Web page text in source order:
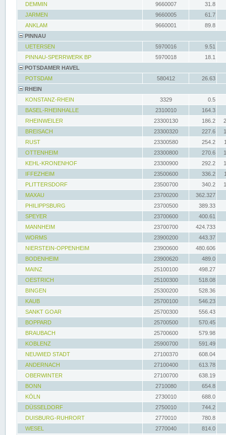
DEMMIN
9660007
31.8
JARMEN
9660005
61.7
ANKLAM
9660001
89.8
PINNAU
UETERSEN
5970016
9.51
PINNAU-SPERRWERK BP
5970018
18.1
POTSDAMER HAVEL
POTSDAM
580412
26.63
RHEIN
KONSTANZ-RHEIN
3329
0.5
BASEL-RHEINHALLE
2310010
164.3
RHEINWEILER
23300130 186.2
BREISACH
23300320 227.6
RUST
23300580 254.2
OTTENHEIM
23300800 270.6
KEHL-KRONENHOF
23300900 292.2
IFFEZHEIM
23500600 336.2
PLITTERSDORF
23500700 340.2
MAXAU
23700200
362.327
PHILIPPSBURG
23700500
389.33
SPEYER
23700600
400.61
MANNHEIM
23700700
424.733
WORMS
23900200
443.37
NIERSTEIN-OPPENHEIM
23900600
480.606
BODENHEIM
23900620
489.0
MAINZ
25100100
498.27
OESTRICH
25100300
518.08
BINGEN
25300200
528.36
KAUB
25700100
546.23
SANKT GOAR
25700300
556.43
BOPPARD
25700500
570.45
BRAUBACH
25700600
579.98
KOBLENZ
25900700
591.49
NEUWIED STADT
27100370
608.04
ANDERNACH
27100400
613.78
OBERWINTER
27100700
638.19
BONN
2710080
654.8
KÖLN
2730010
688.0
DÜSSELDORF
2750010
744.2
DUISBURG-RUHRORT
2770010
780.8
WESEL
2770040
814.0